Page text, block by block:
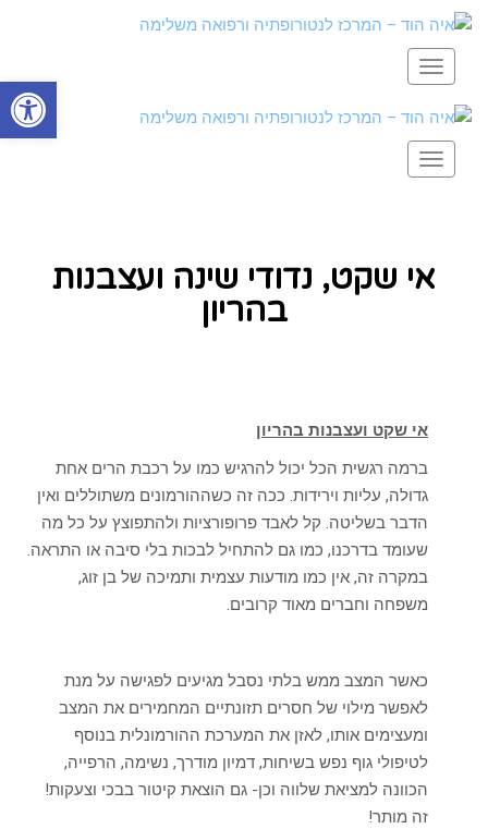
תפריט
תפריט
אי שקט, נדודי שינה ועצבנות
בהריון
אי שקט ועצבנות בהריון
ברמה רגשית הכל יכול להרגיש כמו על רכבת הרים אחת
גדולה, עליות וירידות. ככה זה כשההורמונים משתוללים ואין
הדבר בשליטה. קל לאבד פרופורציות ולהתפוצץ על כל מה
שעומד בדרכנו, כמו גם להתחיל לבכות בלי סיבה או התראה.
במקרה זה, אין כמו מודעות עצמית ותמיכה של בן זוג,
משפחה וחברים מאוד קרובים.
כאשר המצב ממש בלתי נסבל מגיעים לפגישה על מנת
לאפשר מילוי של חסרים תזונתיים המחמירים את המצב
ומעצימים אותו, לאזן את המערכת ההורמונלית בנוסף
לטיפולי גוף נפש בשיחות, דמיון מודרך, נשימה, הרפייה,
הכוונה למציאת שלווה וכן- גם הוצאת קיטור בבכי וצעקות!
זה מותר!
פתח